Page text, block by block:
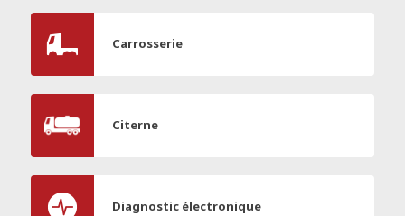
Carrosserie
Citerne
Diagnostic électronique